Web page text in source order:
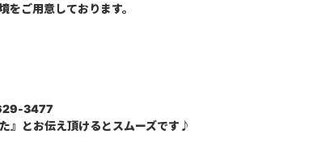
をご用意しております。
3477
』とお伝え頂けるとスムーズです♪